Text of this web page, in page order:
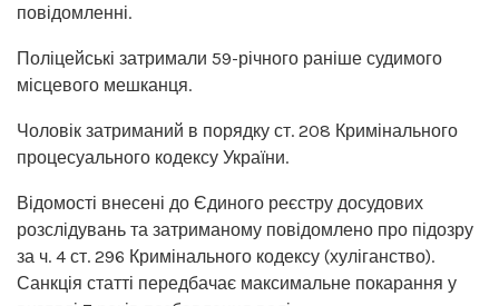
повідомленні.
Поліцейські затримали 59-річного раніше судимого
місцевого мешканця.
Чоловік затриманий в порядку ст. 208 Кримінального
процесуального кодексу України.
Відомості внесені до Єдиного реєстру досудових
розслідувань та затриманому повідомлено про підозру
за ч. 4 ст. 296 Кримінального кодексу (хуліганство).
Санкція статті передбачає максимальне покарання у